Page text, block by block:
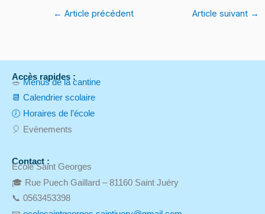
← Article précédent Article suivant →
Accès rapides :
🥗Menus de la cantine
📆 Calendrier scolaire
🕖 Horaires de l’école
🎈 Evènements
Contact :
Ecole Saint Georges
🎓 Rue Puech Gaillard – 81160 Saint Juéry
📞 0563453398